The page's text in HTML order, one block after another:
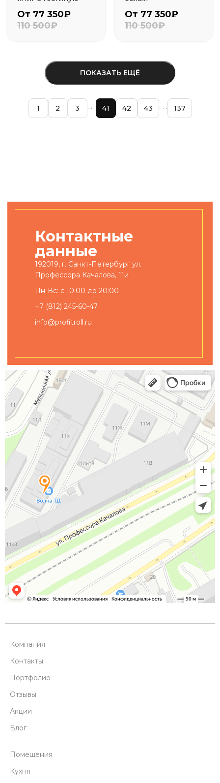
От 77 350₽
110 500₽
От 77 350₽
110 500₽
ПОКАЗАТЬ ЕЩЁ
1 2 3 41 42 43 137
Контактные
данные
192019, г. Санкт-Петербург ул.
Профессора Качалова, 11и
Пн-Вс: с 10:00 до 20:00
+7 (812) 245-60-47
info@profitroll.ru
Компания
Контакты
Портфолио
Отзывы
Акции
Блог
Помещения
Кухня